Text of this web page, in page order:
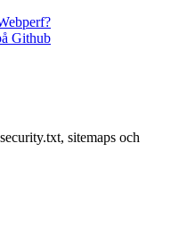
Github
sitemaps och